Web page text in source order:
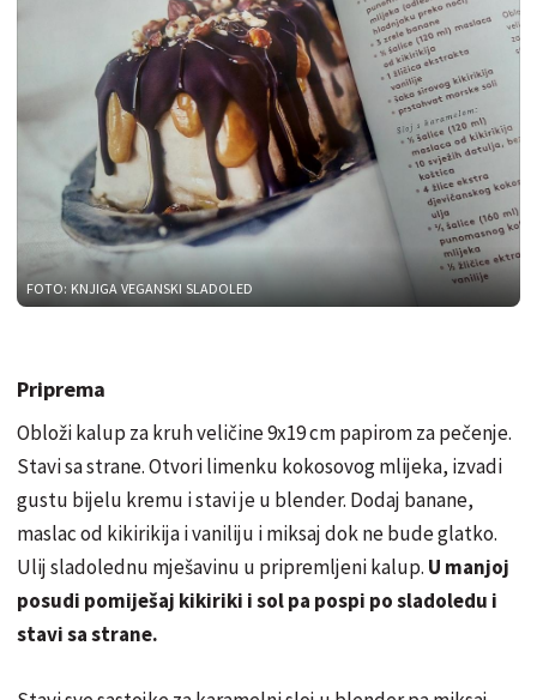
FOTO: KNJIGA VEGANSKI SLADOLED
Priprema
Obloži kalup za kruh veličine 9x19 cm papirom za pečenje.
Stavi sa strane. Otvori limenku kokosovog mlijeka, izvadi
gustu bijelu kremu i stavi je u blender. Dodaj banane,
maslac od kikirikija i vaniliju i miksaj dok ne bude glatko.
Ulij sladolednu mješavinu u pripremljeni kalup. U manjoj
posudi pomiješaj kikiriki i sol pa pospi po sladoledu i
stavi sa strane.